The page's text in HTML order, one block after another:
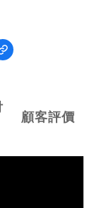
顧客評價